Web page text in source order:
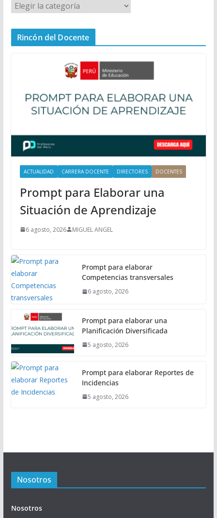
M
n
a
Rincón del Docente
ACTUALIDAD CARRERA DOCENTE DIRECTORES DOCENTES
Prompt para Elaborar una
Situación de Aprendizaje
6 agosto, 2026 MIGUEL ANGEL
Prompt para elaborar
Competencias transversales
6 agosto, 2026
Prompt para elaborar una
Planificación Diversificada
5 agosto, 2026
Prompt para elaborar Reportes de
Incidencias
5 agosto, 2026
Nosotros
Nosotros